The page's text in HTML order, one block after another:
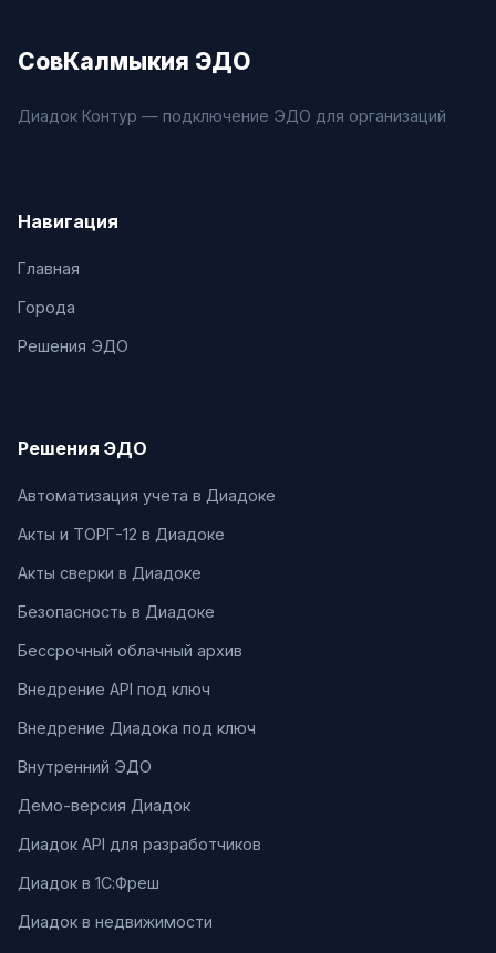
СовКалмыкия ЭДО
Диадок Контур — подключение ЭДО для организаций
Навигация
Главная
Города
Решения ЭДО
Решения ЭДО
Автоматизация учета в Диадоке
Акты и ТОРГ-12 в Диадоке
Акты сверки в Диадоке
Безопасность в Диадоке
Бессрочный облачный архив
Внедрение API под ключ
Внедрение Диадока под ключ
Внутренний ЭДО
Демо-версия Диадок
Диадок API для разработчиков
Диадок в 1С:Фреш
Диадок в недвижимости